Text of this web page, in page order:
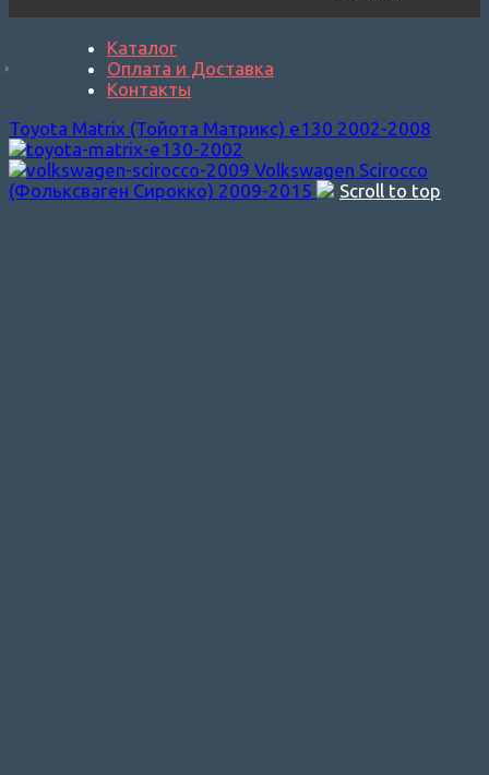
Каталог
Оплата и Доставка
Контакты
Toyota Matrix (Тойота Матрикс) e130 2002-2008
Volkswagen Scirocco
(Фольксваген Сирокко) 2009-2015
Scroll to top